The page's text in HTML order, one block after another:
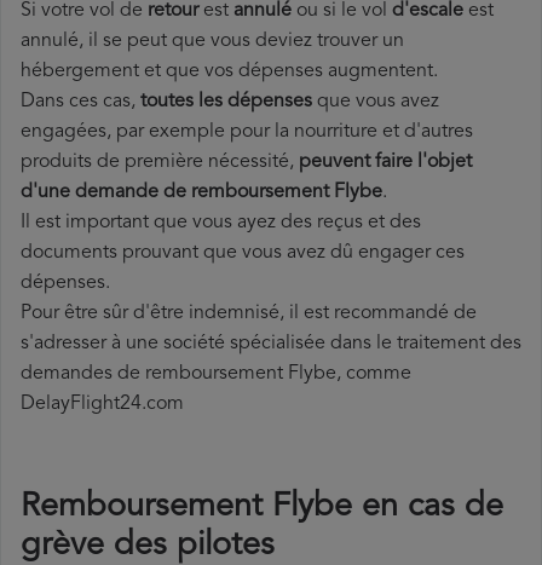
Si votre vol de retourest annulé ou si le vol d'escale est
annulé, il se peut que vous deviez trouver un
hébergement et que vos dépenses augmentent.
Dans ces cas, toutes les dépenses que vous avez
engagées, par exemple pour la nourriture et d'autres
produits de première nécessité, peuvent faire l'objet
d'une demande de remboursement Flybe.
Il est important que vous ayez des reçus et des
documents prouvant que vous avez dû engager ces
dépenses.
Pour être sûr d'être indemnisé, il est recommandé de
s'adresser à une société spécialisée dans le traitement des
demandes de remboursement Flybe, comme
DelayFlight24.com
Remboursement Flybe en cas de
grève des pilotes